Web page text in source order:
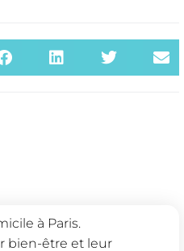
à Paris.
bien-être et leur